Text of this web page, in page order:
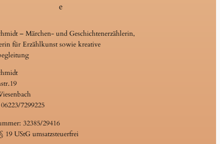
e
– Märchen- und Geschichtenerzählerin,
für Erzählkunst sowie kreative
7299225
32385/29416
19 UStG umsatzsteuerfrei